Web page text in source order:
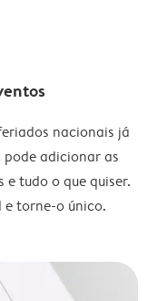
nacionais já
adicionar as
e tudo o que quiser.
e torne-o único.